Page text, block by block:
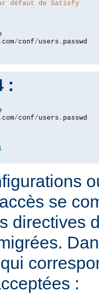
défaut de Satisfy
. com/conf/users .
:
. com/conf/users .
se
directives
: